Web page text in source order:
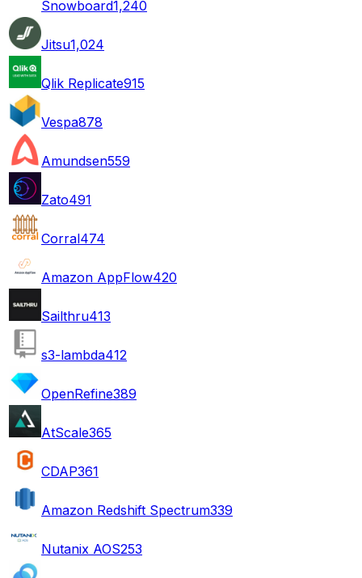
Snowboard1,240
Jitsu1,024
Qlik Replicate915
Vespa878
Amundsen559
Zato491
Corral474
Amazon AppFlow420
Sailthru413
s3-lambda412
OpenRefine389
AtScale365
CDAP361
Amazon Redshift Spectrum339
Nutanix AOS253